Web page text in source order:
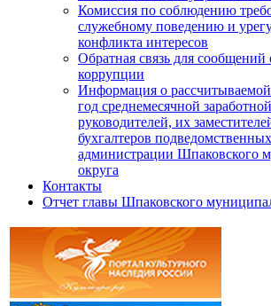
Комиссия по соблюдению
служебному поведению и
конфликта интересов
Обратная связь для сообщений
коррупции
Информация о
год среднемесячной
руководителей, их
бухгалтеров
администрации Шпаковского
округа
Контакты
Отчет главы Шпаковского